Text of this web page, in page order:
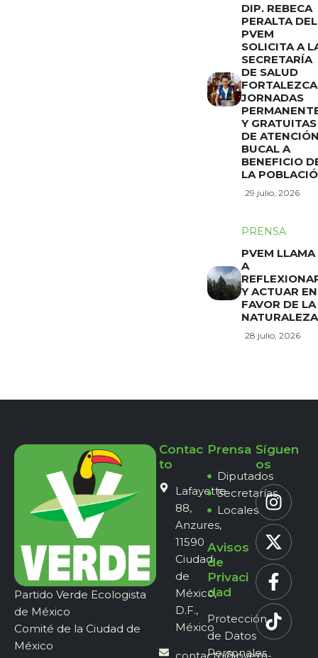
DIP. REBECA
PERALTA DEL
PVEM
SOLICITA A
SECRETARÍA
DE SALUD
FORTALEZCA
JORNADAS
Y GRATUITAS
DE
BUCAL A
BENEFICIO
LA
29 julio, 2026
PRENSA
PVEM LLAMA
A
Y ACTUAR EN
FAVOR DE LA
NATURALEZA
28 julio, 2026
Partido Verde Ecologista
de México
Comité de la Ciudad de
México
Contac
to
Lafayette
88,
Anzures,
11590
Ciudad
de
México,
D.F.,
México
Prensa
Diputados
Secretarías
Locales
Avisos
de
Privaci
dad
Protección
de Datos
Personales
Síguen
os